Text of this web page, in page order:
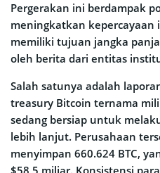
Pergerakan ini berdampak
meningkatkan kepercayaan
memiliki tujuan jangka
oleh berita dari entitas
Salah satunya adalah
treasury Bitcoin ternama
sedang bersiap untuk
lebih lanjut. Perusahaan
menyimpan 660.624 BTC,
$58,5 miliar. Konsistensi